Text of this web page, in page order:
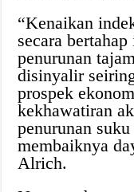
“Kenaikan
secara
penurunan
disinyalir
prospek
kekhawatiran
penurunan
membaiknya
Alrich.